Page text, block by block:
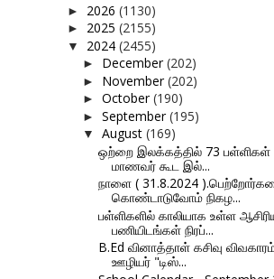
► 2026 (1130)
► 2025 (2155)
▼ 2024 (2455)
► December(202)
► November(202)
► October(190)
► September(195)
▼ August (169)
ஒற்றை இலக்கத்தில் 73 பள்ளிகள்
மாணவர் கூட இல்...
நாளை ( 31.8.2024
கொண்டாடுவோம் நிகழ...
பள்ளிகளில் காலியாக உள்ள
பணியிடங்கள் நிரப்...
B.Ed வினாத்தாள் கசிவு
ஊழியர் "டிஸ்...